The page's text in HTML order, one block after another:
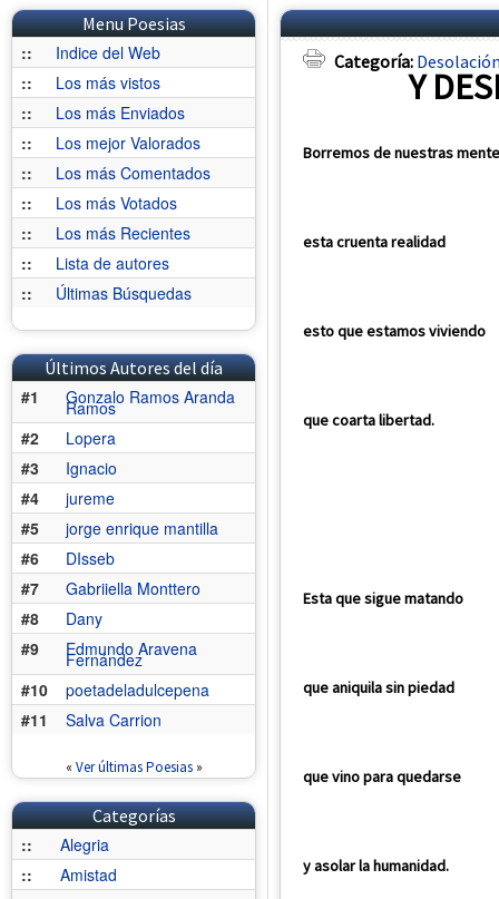
Menu Poesias
::
Indice del Web
::
Los más vistos
::
Los más Enviados
::
Los mejor Valorados
::
Los más Comentados
::
Los más Votados
::
Los más Recientes
::
Lista de autores
::
Últimas Búsquedas
Últimos Autores del día
#1
Gonzalo Ramos Aranda
Ramos
#2
Lopera
#3
Ignacio
#4
jureme
#5
jorge enrique mantilla
#6
DIsseb
#7
Gabriiella Monttero
#8
Dany
#9
Edmundo Aravena
Fernández
#10
poetadeladulcepena
#11
Salva Carrion
« Ver últimas Poesias»
Categorías
::
Alegria
::
Amistad
Categoría:
Y
Borremos de nuestras
esta cruenta realidad
esto que estamos viviendo
que coarta libertad.
Esta que sigue matando
que aniquila sin piedad
que vino para quedarse
y asolar la humanidad.